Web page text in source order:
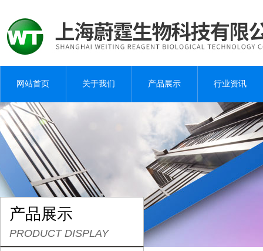
网站首页 关于我们 产品展示 行业资讯
产品展示
PRODUCT DISPLAY